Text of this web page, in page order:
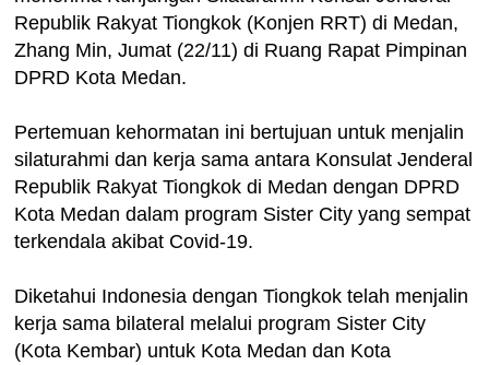
Republik Rakyat Tiongkok (Konjen RRT) di Medan,
Zhang Min, Jumat (22/11) di Ruang Rapat Pimpinan
DPRD Kota Medan.
Pertemuan kehormatan ini bertujuan untuk menjalin
silaturahmi dan kerja sama antara Konsulat Jenderal
Republik Rakyat Tiongkok di Medan dengan DPRD
Kota Medan dalam program Sister City yang sempat
terkendala akibat Covid-19.
Diketahui Indonesia dengan Tiongkok telah menjalin
kerja sama bilateral melalui program Sister City
(Kota Kembar) untuk Kota Medan dan Kota